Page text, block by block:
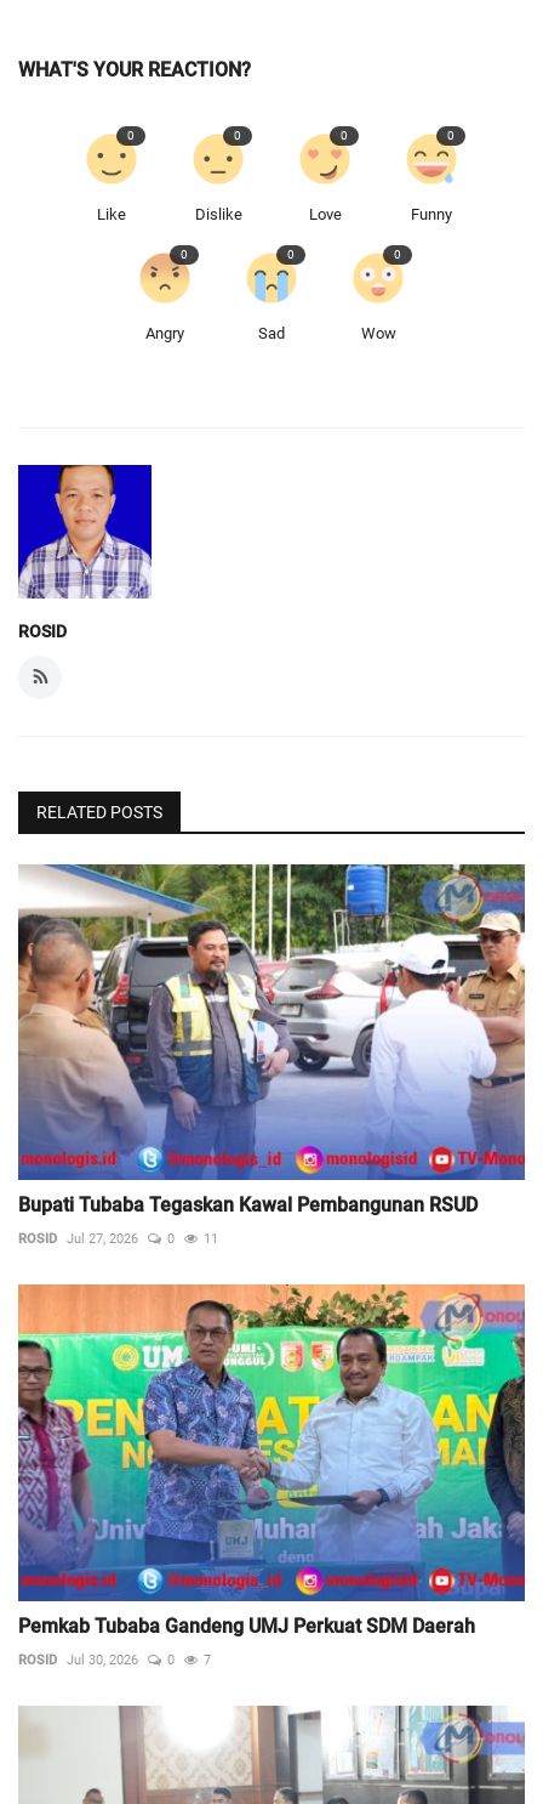
WHAT'S YOUR REACTION?
Like
0
Dislike
0
Love
0
Funny
0
Angry
0
Sad
0
Wow
0
ROSID
RELATED POSTS
Bupati Tubaba Tegaskan Kawal Pembangunan RSUD
ROSID Jul 27, 2026 0 11
Pemkab Tubaba Gandeng UMJ Perkuat SDM Daerah
ROSID Jul 30, 2026 0 7